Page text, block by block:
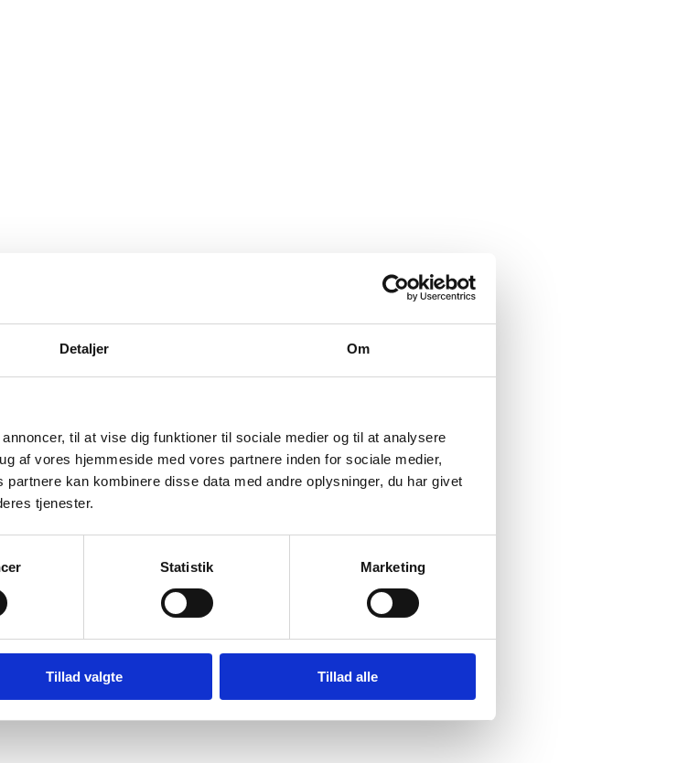
Detaljer Om
til at vise dig funktioner til sociale medier og til at analysere
af vores hjemmeside med vores partnere inden for sociale medier,
kan kombinere disse data med andre oplysninger, du har givet
tjenester.
Statistik Marketing
Tillad valgte Tillad alle